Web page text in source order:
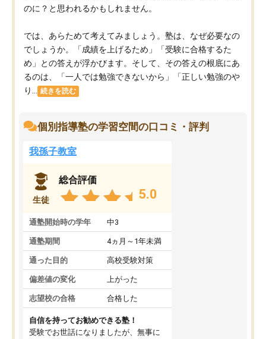
のに？と思われるかもしれません。
では、あらためて考えてみましょう。塾は、なぜ必要なの
でしょうか。「成績を上げるため」「受験に合格するた
め」との答えが浮かびます。そして、その答えの根底にあ
るのは、「一人では勉強できないから」「正しい勉強のや
り...
続きを読む
個別指導塾の学習空間の口コミ・評判
我孫子教室
生徒
総合評価
5.0
通塾開始時の学年 中3
通塾期間 4ヵ月～1年未満
通った目的 高校受験対策
偏差値の変化 上がった
志望校の合格 合格した
自信を持ってお勧めできる塾！
受験でお世話になりましたが、無事に